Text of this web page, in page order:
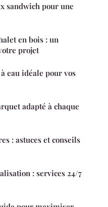
sandwich pour une
en bois : un
projet
eau idéale pour vos
adapté à chaque
: astuces et conseils
: services 24/7